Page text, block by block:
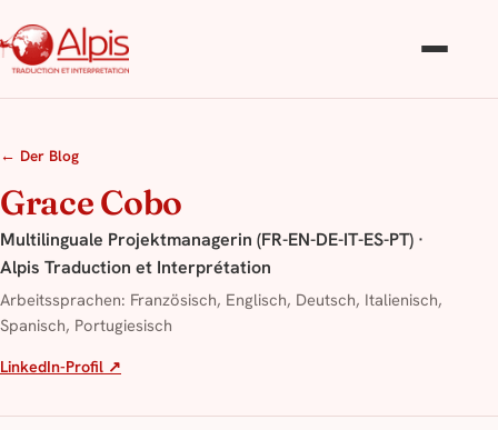
← Der Blog
Grace Cobo
Multilinguale Projektmanagerin (FR-EN-DE-IT-ES-PT) ·
Alpis Traduction et Interprétation
Arbeitssprachen: Französisch, Englisch, Deutsch, Italienisch,
Spanisch, Portugiesisch
LinkedIn-Profil ↗